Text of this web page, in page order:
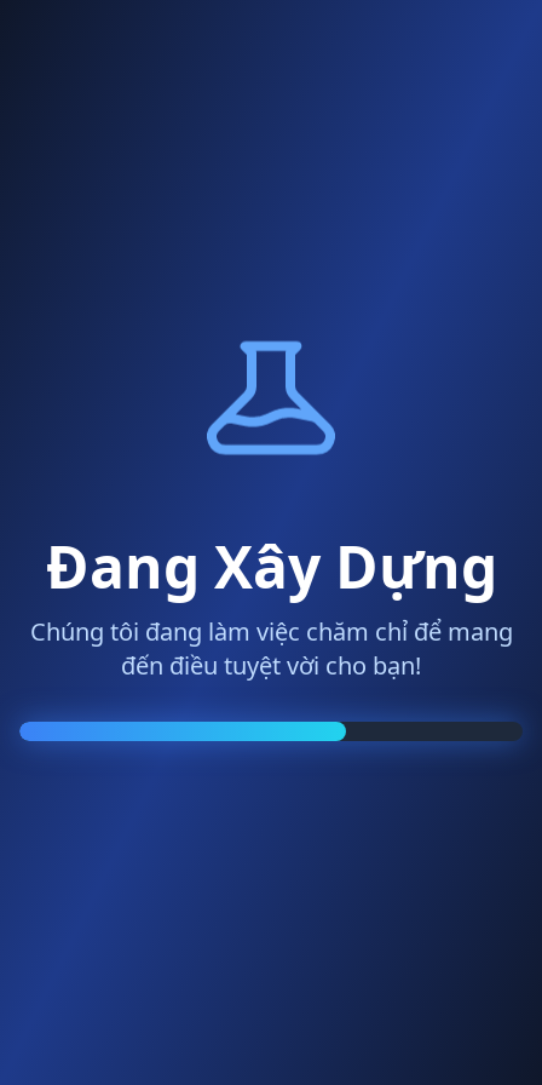
Đang Xây Dựng
Chúng tôi đang làm việc chăm chỉ để mang
đến điều tuyệt vời cho bạn!